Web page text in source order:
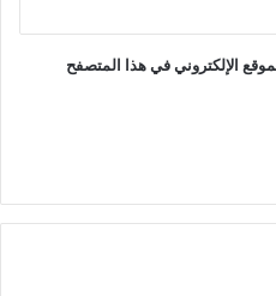
الإلكتروني في هذا المتصفح